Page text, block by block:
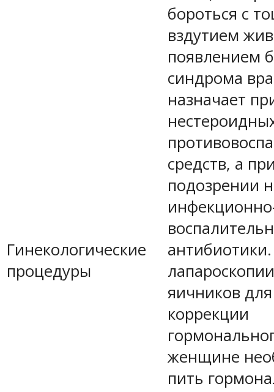
Гинекологические
процедуры
бороться с
вздутием
появлением
синдрома
назначает
средств, а
подозрении
яичников для
коррекции
женщине
пить